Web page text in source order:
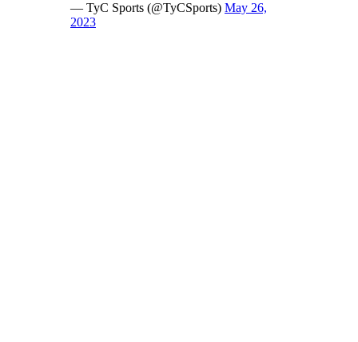
— TyC Sports (@TyCSports) May 26,
2023